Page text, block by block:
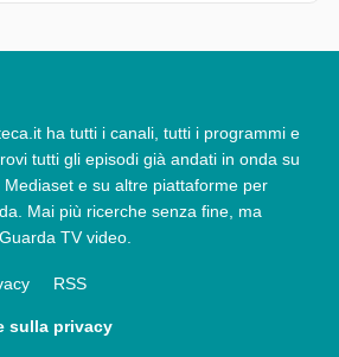
ha tutti i canali, tutti i programmi e
tutti gli episodi già andati in onda su
Mediaset e su altre piattaforme per
Mai più ricerche senza fine, ma
TV video.
RSS
sulla privacy